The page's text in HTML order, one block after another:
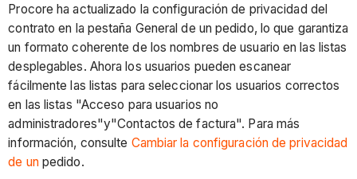
Procore ha actualizado la configuración de privacidad del
contrato en la pestaña General de un pedido, lo que garantiza
un formato coherente de los nombres de usuario en las listas
desplegables. Ahora los usuarios pueden escanear
fácilmente las listas para seleccionar los usuarios correctos
en las listas "Acceso para usuarios no
administradores"y"Contactos de factura". Para más
información, consulte Cambiar la configuración de privacidad
de unpedido.